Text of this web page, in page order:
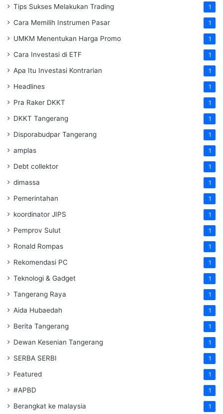
Tips Sukses Melakukan Trading 1
Cara Memilih Instrumen Pasar 1
UMKM Menentukan Harga Promo 1
Cara Investasi di ETF 1
Apa Itu Investasi Kontrarian 1
Headlines 1
Pra Raker DKKT 1
DKKT Tangerang 1
Disporabudpar Tangerang 1
amplas 1
Debt collektor 1
dimassa 1
Pemerintahan 1
koordinator JIPS 1
Pemprov Sulut 1
Ronald Rompas 1
Rekomendasi PC 1
Teknologi & Gadget 1
Tangerang Raya 1
Aida Hubaedah 1
Berita Tangerang 1
Dewan Kesenian Tangerang 1
SERBA SERBI 1
Featured 1
#APBD 1
Berangkat ke malaysia 1